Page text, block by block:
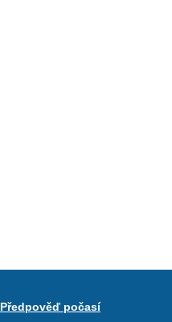
Předpověď počasí